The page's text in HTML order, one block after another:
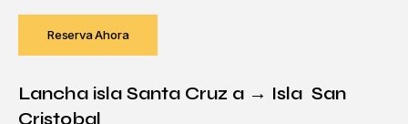
Reserva Ahora
Lancha isla Santa Cruz a → Isla San
Cristobal